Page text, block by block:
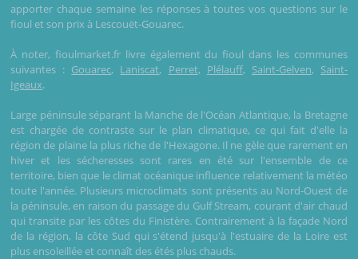
apporter chaque semaine les réponses à toutes vos questions sur le
fioul et son prix à Lescouët-Gouarec.
À noter, fioulmarket.fr livre également du fioul dans les communes
suivantes : Gouarec, Laniscat, Perret, Plélauff, Saint-Gelven, Saint-
Igeaux.
Large péninsule séparant la Manche de l'Océan Atlantique, la Bretagne
est chargée de contraste sur le plan climatique, ce qui fait d'elle la
région de plaine la plus riche de l'Hexagone. Il ne gèle que rarement en
hiver et les sécheresses sont rares en été sur l'ensemble de ce
territoire, bien que le climat océanique influence relativement la météo
toute l'année. Plusieurs microclimats sont présents au Nord-Ouest de
la péninsule, en raison du passage du Gulf Stream, courant d'air chaud
qui transite par les côtes du Finistère. Contrairement à la façade Nord
de la région, la côte Sud qui s'étend jusqu'à l'estuaire de la Loire est
plus ensoleillée et connaît des étés plus chauds.